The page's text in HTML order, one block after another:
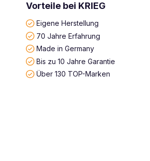
Vorteile bei KRIEG
Eigene Herstellung
70 Jahre Erfahrung
Made in Germany
Bis zu 10 Jahre Garantie
Über 130 TOP-Marken